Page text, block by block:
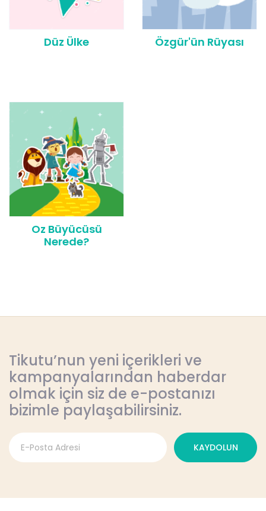
Düz Ülke Özgür'ün Rüyası
Oz Büyücüsü
Nerede?
Tikutu’nun yeni içerikleri ve
kampanyalarından haberdar
olmak için siz de e-postanızı
bizimle paylaşabilirsiniz.
KAYDOLUN